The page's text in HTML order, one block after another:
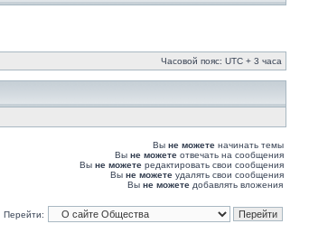
Часовой пояс: UTC + 3 часа
Вы не можете начинать темы
Вы не можете отвечать на сообщения
Вы не можете редактировать свои сообщения
Вы не можете удалять свои сообщения
Вы не можете добавлять вложения
Перейти: